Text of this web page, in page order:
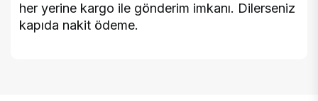
her yerine kargo ile gönderim imkanı. Dilerseniz
kapıda nakit ödeme.